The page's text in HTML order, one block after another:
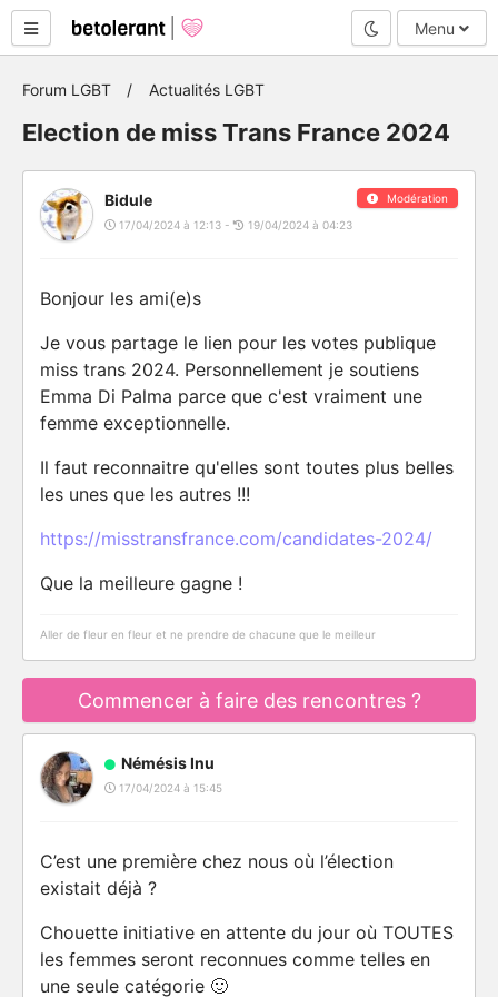
Mode nuit
Menu
Forum LGBT Actualités LGBT
Election de miss Trans France 2024
Modération
Bidule
17/04/2024 à 12:13 - 19/04/2024 à 04:23
Bonjour les ami(e)s
Je vous partage le lien pour les votes publique
miss trans 2024. Personnellement je soutiens
Emma Di Palma parce que c'est vraiment une
femme exceptionnelle.
Il faut reconnaitre qu'elles sont toutes plus belles
les unes que les autres !!!
https://misstransfrance.com/candidates-2024/
Que la meilleure gagne !
Aller de fleur en fleur et ne prendre de chacune que le meilleur
Commencer à faire des rencontres ?
Némésis Inu
17/04/2024 à 15:45
C’est une première chez nous où l’élection
existait déjà ?
Chouette initiative en attente du jour où TOUTES
les femmes seront reconnues comme telles en
une seule catégorie 🙂